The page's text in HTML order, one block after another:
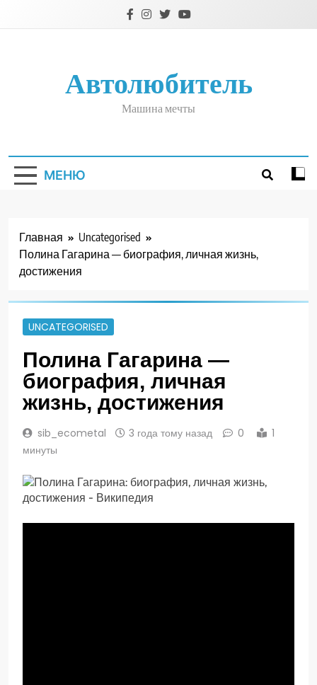
Автолюбитель
Машина мечты
МЕНЮ
Главная
Uncategorised
Полина Гагарина — биография, личная жизнь,
достижения
UNCATEGORISED
Полина Гагарина —
биография, личная
жизнь, достижения
sib_ecometal 3 года тому назад 0
1
минуты